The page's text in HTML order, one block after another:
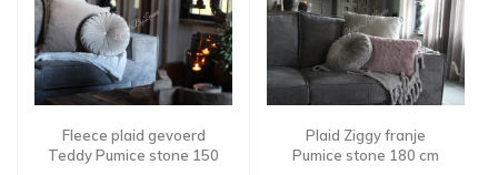
Fleece plaid gevoerd
Teddy Pumice stone 150
Plaid Ziggy franje
Pumice stone 180 cm